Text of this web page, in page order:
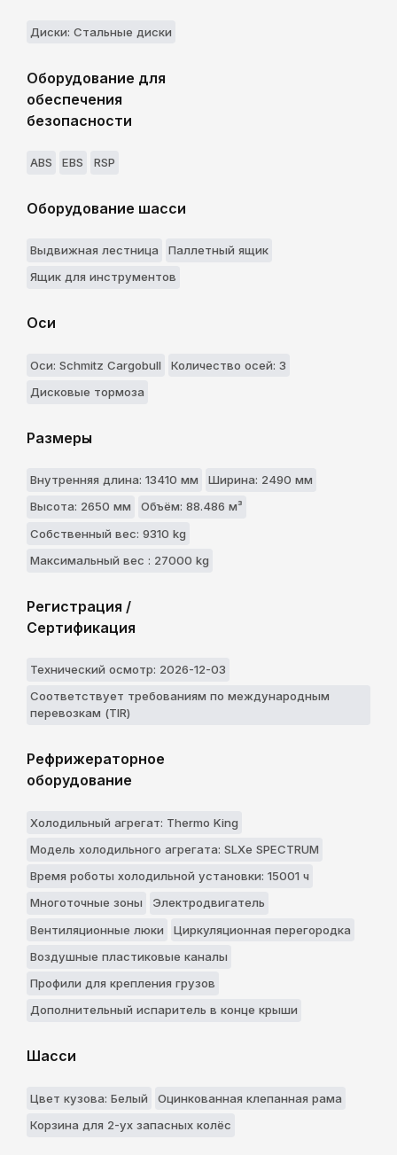
Диски: Стальные диски
Оборудование для
обеспечения
безопасности
ABS EBS RSP
Оборудование шасси
Выдвижнaя лестницa
Паллетный ящик
Ящик для инструментов
Оси
Оси: Schmitz Cargobull
Количество осей: 3
Дисковые тормоза
Размеры
Внутренняя длина: 13410 мм
Ширина: 2490 мм
Высота: 2650 мм
Объём: 88.486 м³
Собственный вес: 9310 kg
Максимальный вес : 27000 kg
Регистрация /
Сертификация
Технический осмотр: 2026-12-03
Соответствует требованиям по международным
перевозкам (TIR)
Рефрижераторное
оборудование
Холодильный агрегат: Thermo King
Модель холодильного агрегата: SLXe SPECTRUM
Время роботы холодильной установки: 15001 ч
Многоточные зоны
Электродвигатель
Вентиляционные люки
Циркуляционная перегородка
Воздушные пластиковые каналы
Профили для крепления грузов
Дополнительный испаритель в конце крыши
Шасси
Цвет кузова: Белый
Оцинкованная клепанная рама
Корзина для 2-ух запасных колёс